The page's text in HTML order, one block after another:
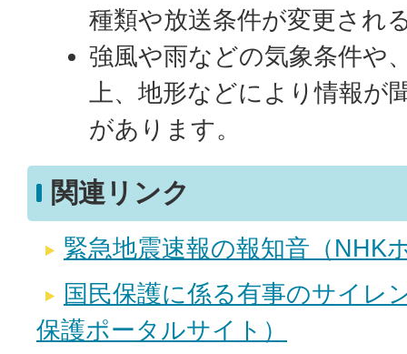
種類や放送条件が変更され
強風や雨などの気象条件や
上、地形などにより情報が
があります。
関連リンク
緊急地震速報の報知音（NHK
国民保護に係る有事のサイレ
保護ポータルサイト）